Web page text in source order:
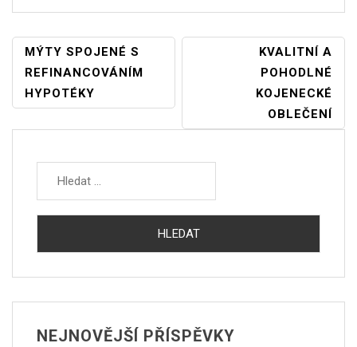
NAVIGACE
PRO
PŘÍSPĚVEK
MÝTY SPOJENÉ S
REFINANCOVÁNÍM
HYPOTÉKY
KVALITNÍ A
POHODLNÉ
KOJENECKÉ
OBLEČENÍ
Vyhledávání
NEJNOVĚJŠÍ PŘÍSPĚVKY